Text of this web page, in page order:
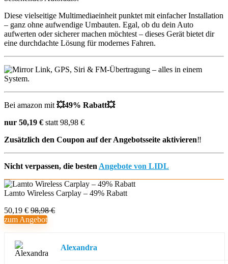
Diese vielseitige Multimediaeinheit punktet mit einfacher Installation
– ganz ohne aufwendige Umbauten. Egal, ob du dein Auto
aufwerten oder sicherer machen möchtest – dieses Gerät bietet dir
eine durchdachte Lösung für modernes Fahren.
Bei amazon mit 💥49% Rabatt💥
nur 50,19 € statt 98,98 €
Zusätzlich den Coupon auf der Angebotsseite aktivieren‼️
Nicht verpassen, die besten Angebote von LIDL
Lamto Wireless Carplay – 49% Rabatt
50,19 € 98,98 €
zum Angebot
Alexandra